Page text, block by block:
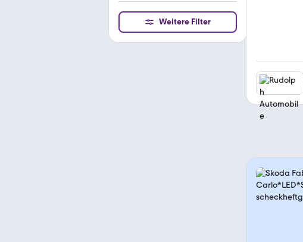
Weitere Filter